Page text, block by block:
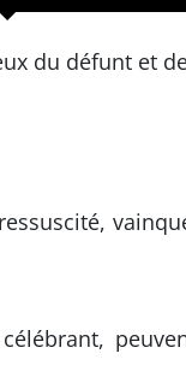
du défunt et